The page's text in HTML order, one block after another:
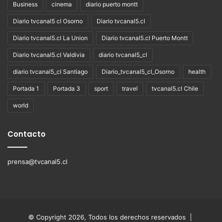
Business cinema diario puerto montt
Diario tvcanal5 cl Osorno Diario tvcanal5.cl
Diario tvcanal5.cl La Union Diario tvcanal5.cl Puerto Montt
Diario tvcanal5.cl Valdivia diario tvcanal5_cl
diario tvcanal5_cl Santiago Diario_tvcanal5_cl_Osorno health
Portada 1 Portada 3 sport travel tvcanal5.cl Chile
world
Contacto
prensa@tvcanal5.cl
© Copyright 2026, Todos los derechos reservados |